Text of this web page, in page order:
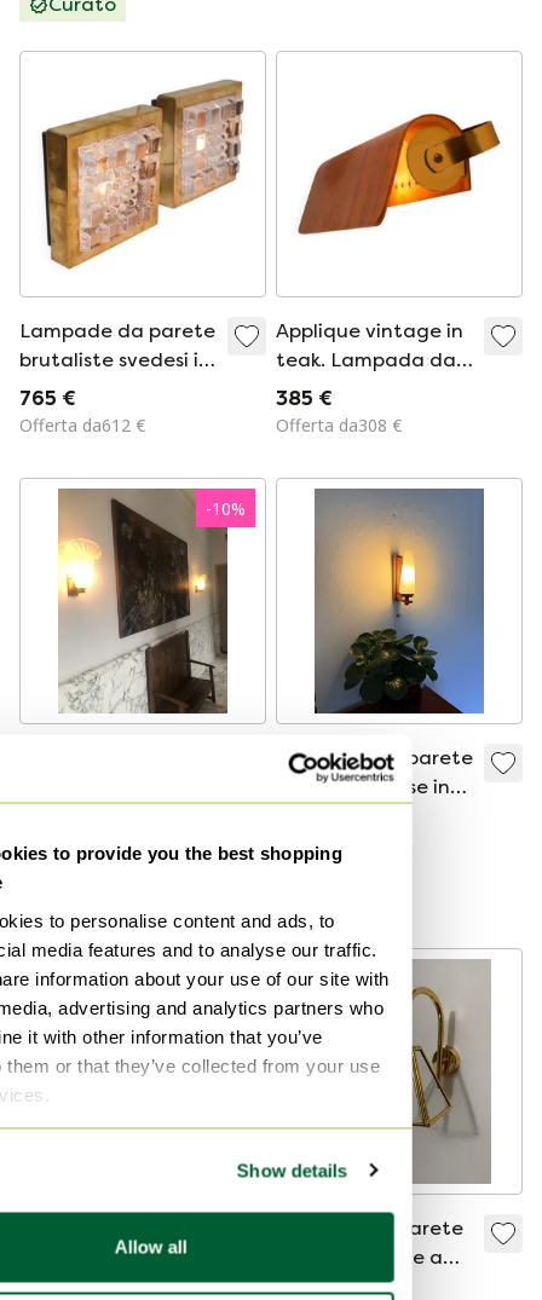
to provide you the best shopping
to personalise content and ads, to
media features and to analyse our traffic.
information about your use of our site with
advertising and analytics partners who
it with other information that you’ve
them or that they’ve collected from your use
Show details
Allow all
Lampade da parete
brutaliste svedesi in
vetro e ottone di
Falkenbergs
765 €
Offerta da612 €
Applique vintage in
teak. Lampada da
parete classica
scandinava di metà
385 €
Offerta da308 €
-10%
Offerta da1125 €
Lampada da parete
vintage danese in
Offerta da145 €
in stile Bouillotte di
metà secolo
Applique da parete
vintage dorate a
collo d'oca